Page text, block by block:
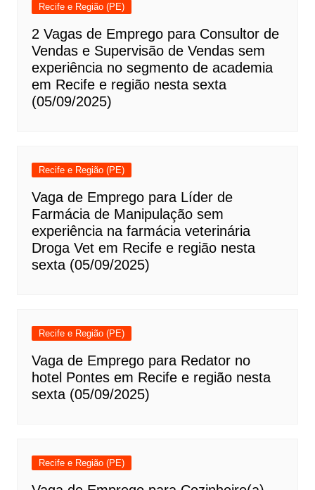
Recife e Região (PE)
2 Vagas de Emprego para Consultor de
Vendas e Supervisão de Vendas sem
experiência no segmento de academia
em Recife e região nesta sexta
(05/09/2025)
Recife e Região (PE)
Vaga de Emprego para Líder de
Farmácia de Manipulação sem
experiência na farmácia veterinária
Droga Vet em Recife e região nesta
sexta (05/09/2025)
Recife e Região (PE)
Vaga de Emprego para Redator no
hotel Pontes em Recife e região nesta
sexta (05/09/2025)
Recife e Região (PE)